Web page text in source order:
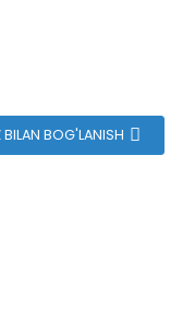
BILAN BOG'LANISH